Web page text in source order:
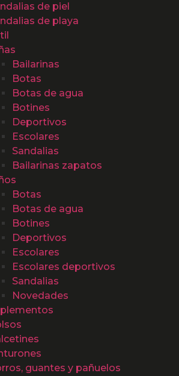
de piel
de playa
Bailarinas
Botas
Botas de agua
Botines
Deportivos
Escolares
Sandalias
Bailarinas zapatos
Botas
Botas de agua
Botines
Deportivos
Escolares
Escolares deportivos
Sandalias
Novedades
guantes y pañuelos